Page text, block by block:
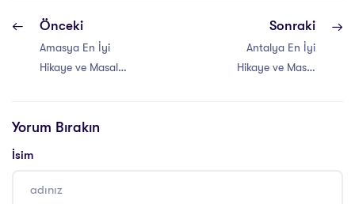
Önceki
Amasya En İyi
Hikaye ve Masal
Sonraki
Antalya En İyi
Hikaye ve Masal
Yorum Bırakın
İsim